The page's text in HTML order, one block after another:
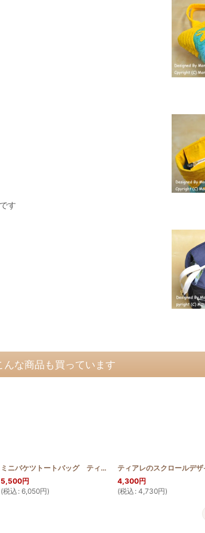
す
な商品も買っています
MANGO_150_200]
ミニバケツトートバッグ ティアレ [HQBTOTE_MINI_TIA]
5,500円
(税込 : 6,050円)
4,300円
(税込 : 4,730円)